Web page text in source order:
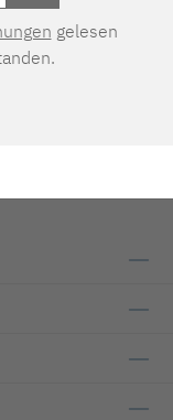
gelesen